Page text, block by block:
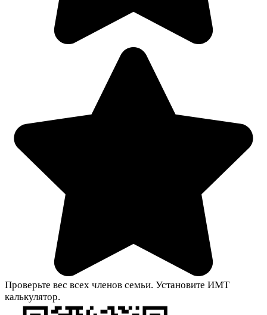
Проверьте вес всех членов семьи. Установите ИМТ
калькулятор.